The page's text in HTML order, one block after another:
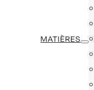
MATIÈRES